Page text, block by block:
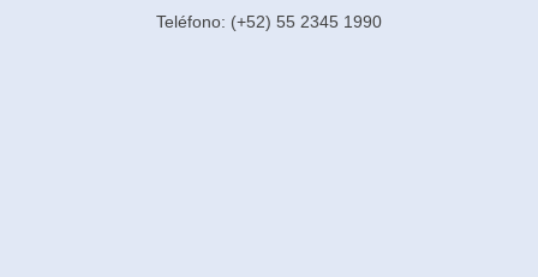
Teléfono: (+52) 55 2345 1990